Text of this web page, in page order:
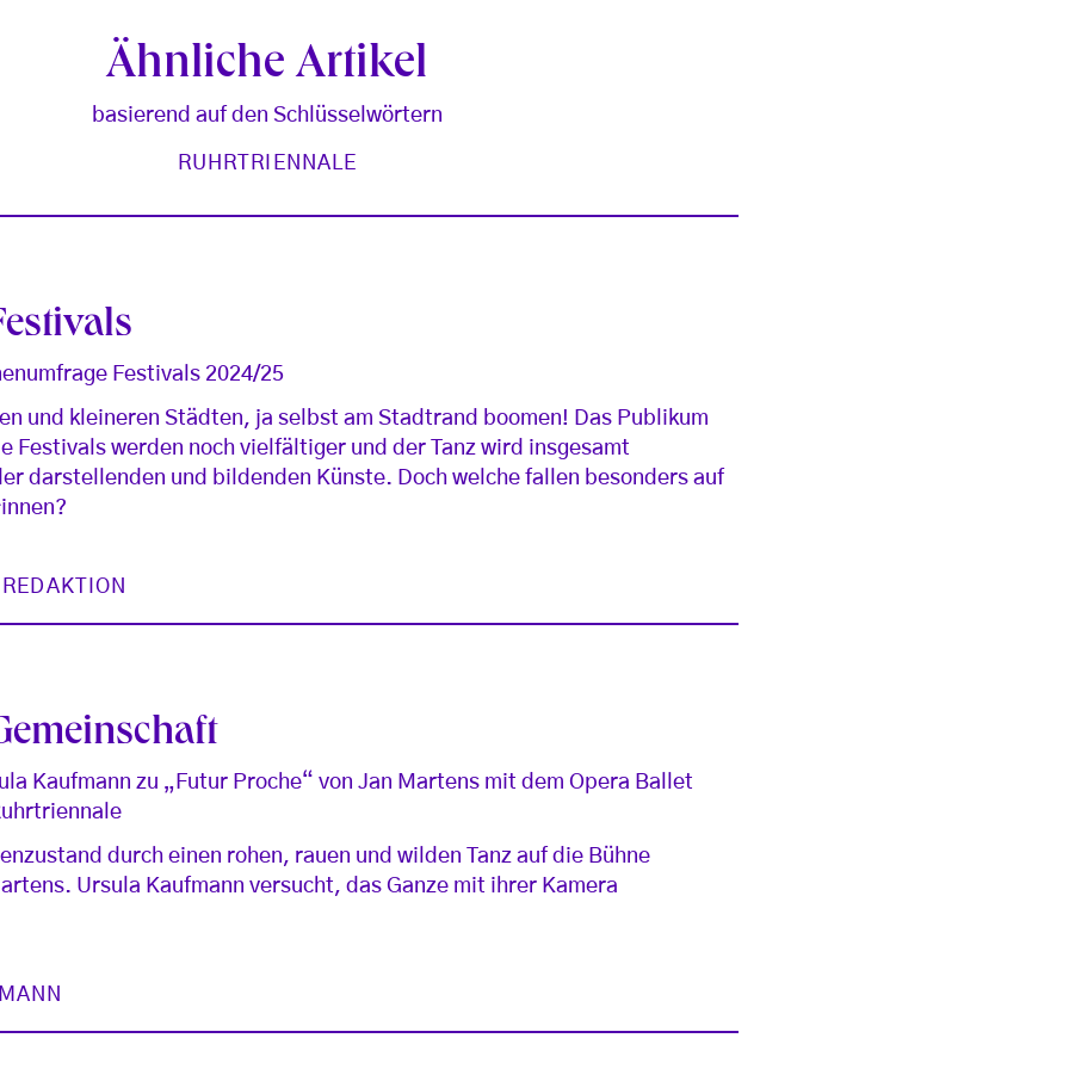
Ähnliche Artikel
basierend auf den Schlüsselwörtern
RUHRTRIENNALE
Festivals 2024/25
und kleineren Städten, ja selbst am Stadtrand boomen! Das Publikum
Festivals werden noch vielfältiger und der Tanz wird insgesamt
darstellenden und bildenden Künste. Doch welche fallen besonders auf
Kaufmann zu „Futur Proche“ von Jan Martens mit dem Opera Ballet
durch einen rohen, rauen und wilden Tanz auf die Bühne
Ursula Kaufmann versucht, das Ganze mit ihrer Kamera